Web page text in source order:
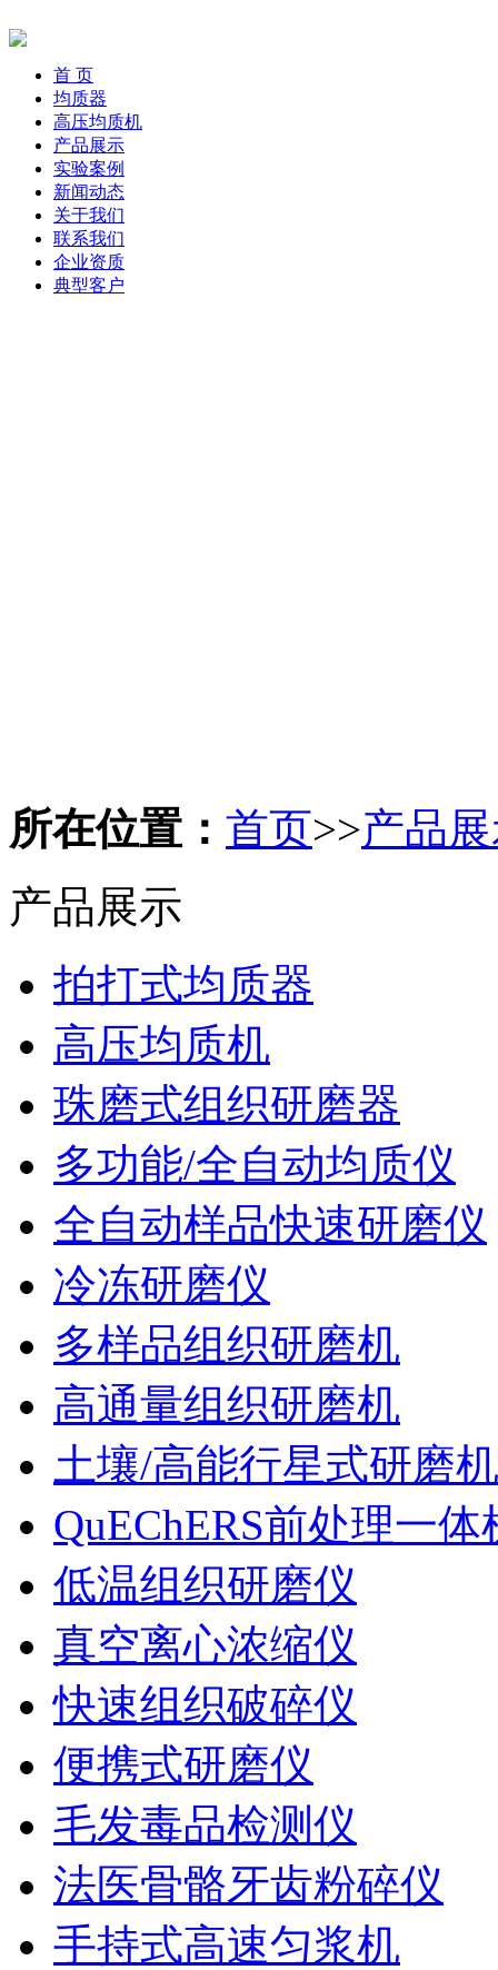
首 页
均质器
高压均质机
产品展示
实验案例
新闻动态
关于我们
联系我们
企业资质
典型客户
所在位置： 首页>>产品
产品展示
拍打式均质器
高压均质机
珠磨式组织研磨器
多功能/全自动均质仪
全自动样品快速研磨仪
冷冻研磨仪
多样品组织研磨机
高通量组织研磨机
土壤/高能行星式研磨机
QuEChERS前处理一体
低温组织研磨仪
真空离心浓缩仪
快速组织破碎仪
便携式研磨仪
毛发毒品检测仪
法医骨骼牙齿粉碎仪
手持式高速匀浆机